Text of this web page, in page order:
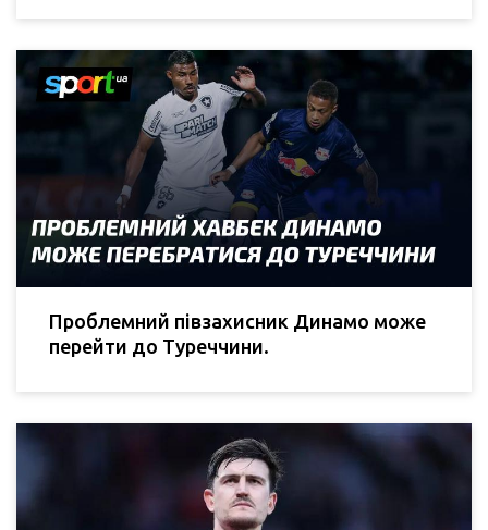
Проблемний півзахисник Динамо може
перейти до Туреччини.